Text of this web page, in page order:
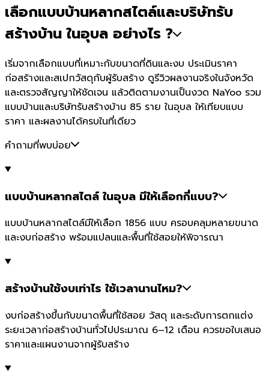
เลือกแบบบ้านหลากสไตล์และบริษัทรับ
สร้างบ้าน ในอุบล อย่างไร ?
เริ่มจากเลือกแบบที่เหมาะกับขนาดที่ดินและงบ ประเมินราคา
ก่อสร้างและสเปกวัสดุกับผู้รับสร้าง ดูรีวิวผลงานจริงในจังหวัด
และตรวจสัญญาให้ชัดเจน แล้วติดตามงานเป็นงวด NaYoo รวม
แบบบ้านและบริษัทรับสร้างบ้าน 85 ราย ในอุบล ให้เทียบแบบ
ราคา และผลงานได้ครบในที่เดียว
คำถามที่พบบ่อย
แบบบ้านหลากสไตล์ ในอุบล มีให้เลือกกี่แบบ?
แบบบ้านหลากสไตล์มีให้เลือก 1856 แบบ ครอบคลุมหลายขนาด
และงบก่อสร้าง พร้อมแปลนและพื้นที่ใช้สอยให้พิจารณา
สร้างบ้านใช้งบเท่าไร ใช้เวลานานไหม?
งบก่อสร้างขึ้นกับขนาดพื้นที่ใช้สอย วัสดุ และระดับการตกแต่ง
ระยะเวลาก่อสร้างบ้านทั่วไปประมาณ 6–12 เดือน ควรขอใบเสนอ
ราคาและแผนงานจากผู้รับสร้าง